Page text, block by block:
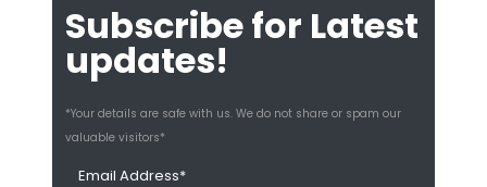
Subscribe for Latest
updates!
*Your details are safe with us. We do not share or spam our
valuable visitors*
Email Address*